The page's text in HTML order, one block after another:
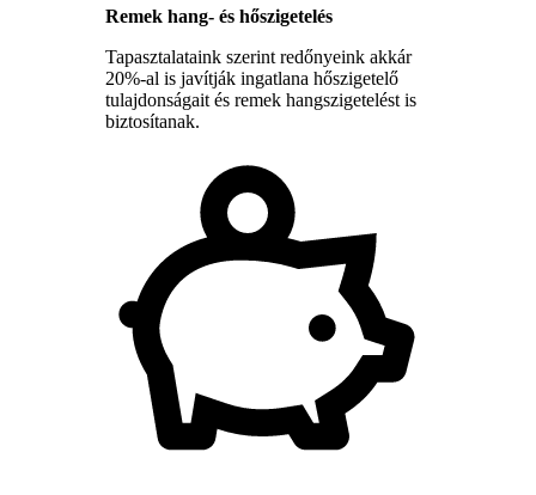
Remek hang- és hőszigetelés
Tapasztalataink szerint redőnyeink akkár
20%-al is javítják ingatlana hőszigetelő
tulajdonságait és remek hangszigetelést is
biztosítanak.